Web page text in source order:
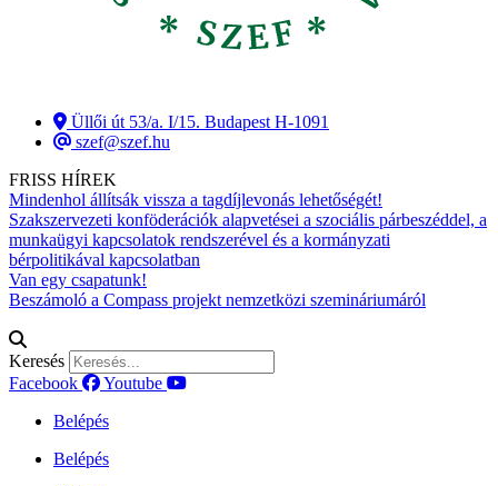
Üllői út 53/a. I/15. Budapest H-1091
szef@szef.hu
FRISS HÍREK
Mindenhol állítsák vissza a tagdíjlevonás lehetőségét!
Szakszervezeti konföderációk alapvetései a szociális párbeszéddel, a
munkaügyi kapcsolatok rendszerével és a kormányzati
bérpolitikával kapcsolatban
Van egy csapatunk!
Beszámoló a Compass projekt nemzetközi szemináriumáról
Keresés
Facebook
Youtube
Belépés
Belépés